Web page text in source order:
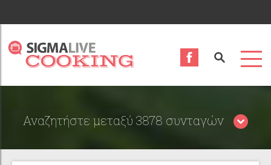
Αναζητήστε μεταξύ 3878 συνταγών